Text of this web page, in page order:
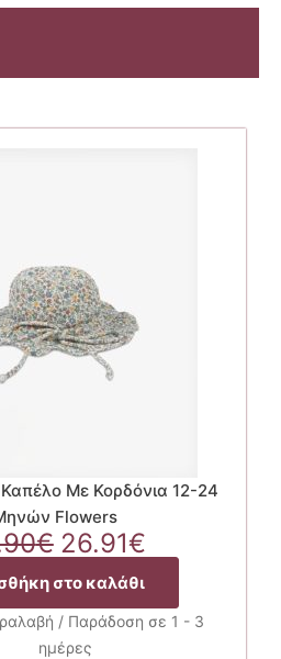
Με Κορδόνια 12-24
Flowers
€ Original
price
was:
29.90€.
26.91€Η
τρέχουσα
τιμή
είναι:
στο καλάθι
/ Παράδοση σε 1 - 3
ημέρες